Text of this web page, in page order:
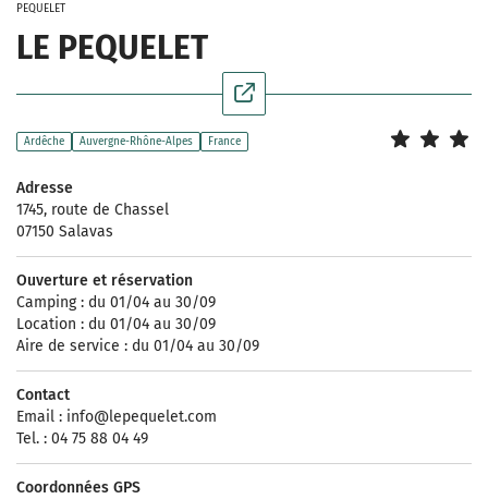
PEQUELET
LE PEQUELET
Ardêche Auvergne-Rhône-Alpes France
Adresse
1745, route de Chassel
07150 Salavas
Ouverture et réservation
Camping : du 01/04 au 30/09
Location : du 01/04 au 30/09
Aire de service : du 01/04 au 30/09
Contact
Email : info@lepequelet.com
Tel. : 04 75 88 04 49
Coordonnées GPS